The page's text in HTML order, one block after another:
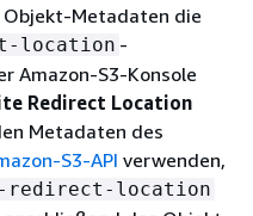
Objekt-Metadaten die
location -
Amazon-S3-Konsole
Redirect Location
Metadaten des
S3-API verwenden,
redirect-location